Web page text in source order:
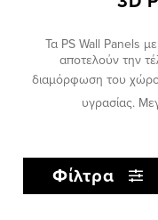
Τα PS Wall Panels
αποτελούν την
διαμόρφωση του
υγρασίας.
Φίλτρα